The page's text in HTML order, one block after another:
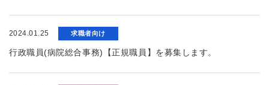
2024.01.25 求職者向け
行政職員(病院総合事務)【正規職員】を募集します。